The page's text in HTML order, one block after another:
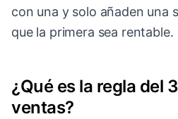
con una y solo añaden una
que la primera sea rentable.
¿Qué es la regla del
ventas?